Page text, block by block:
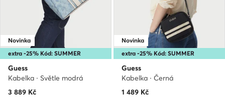
extra -25% Kód: SUMMER
Novinka
Guess
Kabelka · Světle modrá
3 889 Kč
extra -25% Kód: SUMMER
Novinka
Guess
Kabelka · Černá
1 489 Kč